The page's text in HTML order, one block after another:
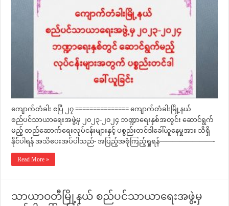
ကျောက်တံခါး ဧပြီ ၂၇ =============== ကျောက်တံခါးမြို့နယ်
စည်ပင်သာယာရေးအဖွဲ့မှ ၂၀၂၃-၂၀၂၄ ဘဏ္ဍာရေးနှစ်အတွင်း ဆောင်ရွက်
မည့် တည်ဆောက်ရေးလုပ်ငန်းများနှင့် ပစ္စည်းတင်ဒါခေါ်ယူနေမှုအား သိရှိ
နိုင်ပါရန် အသိပေးအပ်ပါသည်- အပြည့်အစုံကြည့်ရှုရန်————————-
Read More »
သာယာဝတီမြို့နယ် စည်ပင်သာယာရေးအဖွဲ့မှ